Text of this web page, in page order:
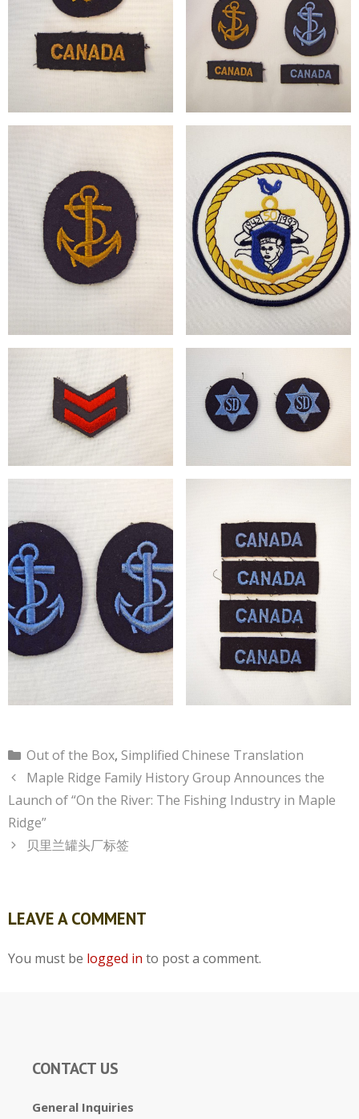
Categories
Out of the Box, Simplified Chinese Translation
Maple Ridge Family History Group Announces the
Launch of “On the River: The Fishing Industry in Maple
Ridge”
贝里兰罐头厂标签
LEAVE A COMMENT
You must be logged in to post a comment.
CONTACT US
General Inquiries